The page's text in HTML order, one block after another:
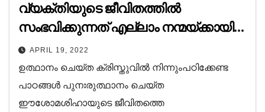
വ്യക്തിയുടെ ജീവിതത്തിൽ
സംഭവിക്കുന്നത് എല്ലാം നന്മയ്ക്കായി
പരിണമിപ്പിക്കാൻ ദൈവത്തിനു
കഴിയുമെന്ന സുവിശേഷ സന്ദേശമാണ്
ഉത്ഥിതനായ ക്രിസ്തു നമ്മെ
പഠിപ്പിക്കുന്നത്.
APRIL 19, 2022
ഉത്ഥാനം ചെയ്ത ക്രിസ്തുവിൽ നിന്നുംപഠിക്കേണ്ട
പാഠങ്ങൾ പുനഃരുത്ഥാനം ചെയ്ത
ഈശോമശിഹായുടെ ജീവിതത്തെ